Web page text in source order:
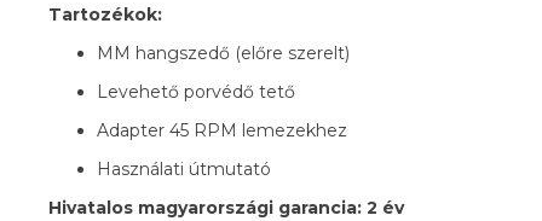
Tartozékok:
MM hangszedő (előre szerelt)
Levehető porvédő tető
Adapter 45 RPM lemezekhez
Használati útmutató
Hivatalos magyarországi garancia: 2 év